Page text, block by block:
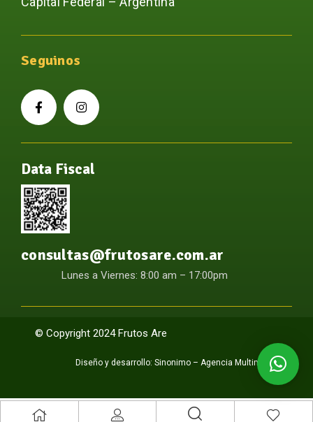
Seguinos
Data Fiscal
consultas@frutosare.com.ar
Lunes a Viernes: 8:00 am – 17:00pm
© Copyright 2024 Frutos Are
Diseño y desarrollo: Sinonimo – Agencia Multimedia